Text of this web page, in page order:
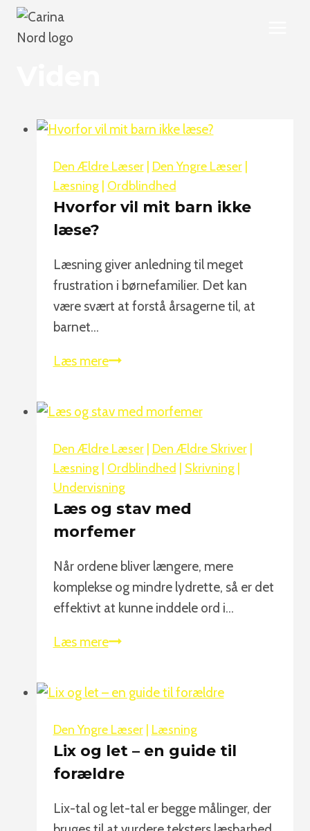
Fortsæt
Den Ældre Læser| Den Yngre Læser|
Læsning| Ordblindhed
Hvorfor vil mit barn ikke
læse?
Læsning giver anledning til meget
frustration i børnefamilier. Det kan
være svært at forstå årsagerne til, at
barnet…
Læs mereHvorfor
barn
ikke
læse?
Den Ældre Læser| Den Ældre Skriver|
Læsning| Ordblindhed Skrivning|
Undervisning
Læs og stav med
morfemer
Når ordene bliver længere, mere
komplekse og mindre lydrette, så er det
effektivt at kunne inddele ord i…
Læs mereLæs
med
morfemer
Den Yngre Læser| Læsning
Lix og let – en guide til
forældre
Lix-tal og let-tal er begge målinger, der